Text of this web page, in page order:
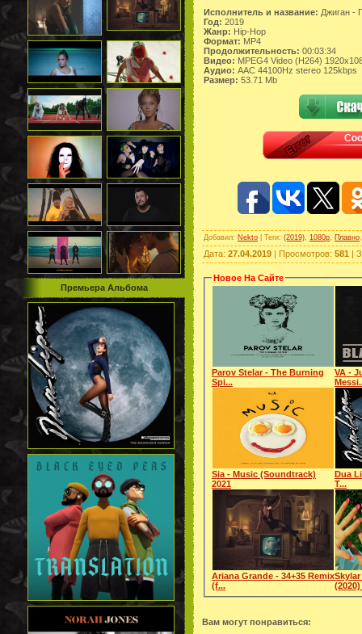
Премьера Альбома
Исполнитель и название: Джиган -
Год: 2019
Жанр: Hip-Hop
Формат: MP4
Продолжительность: 00:03:34
Видео: MPEG4 Video (H264)
Аудио: AAC 44100Hz stereo 125kbps
Размер: 53.71 Mb
Добавил: Nekto Теги: (2019) 1080p Плавно
Дата: 27.04.2019 | Просмотров: 581 |
Новое На Сайте
Parov Stelar - The Burning
Spi...
VA -
Sia - Music (Soundtrack)
2021
Dua
T...
Ariana Grande - 34+35 Remix
(f...
(2020)
Вам могут понравиться: